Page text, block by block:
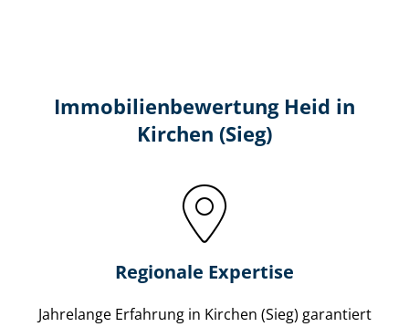
Immobilien­bewertung Heid in
Kirchen (Sieg)
Regionale Expertise
Jahrelange Erfahrung in Kirchen (Sieg) garantiert